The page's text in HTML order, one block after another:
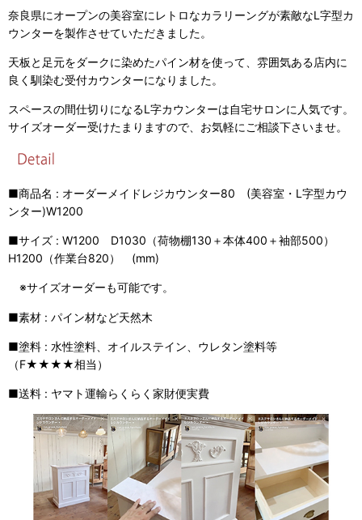
奈良県にオープンの美容室にレトロなカラリーングが素敵なL字型カ
ウンターを製作させていただきました。
天板と足元をダークに染めたパイン材を使って、雰囲気ある店内に
良く馴染む受付カウンターになりました。
スペースの間仕切りになるL字カウンターは自宅サロンに人気です。
サイズオーダー受けたまりますので、お気軽にご相談下さいませ。
■商品名 : オーダーメイドレジカウンター80 (美容室・L字型カウ
ンター)W1200
■サイズ : W1200 D1030（荷物棚130＋本体400＋袖部500）
H1200（作業台820） (mm)
※サイズオーダーも可能です。
■素材 : パイン材など天然木
■塗料 : 水性塗料、オイルステイン、ウレタン塗料等
（F★★★★相当）
■送料 : ヤマト運輸らくらく家財便実費